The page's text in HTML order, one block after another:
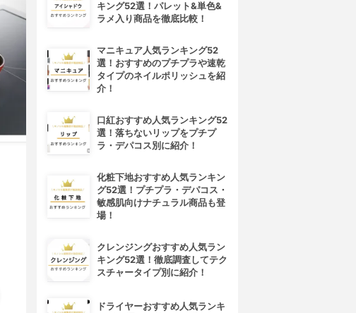
キング52選！パレット&単色&
ラメ入り商品を徹底比較！
マニキュア人気ランキング52
選！おすすめのプチプラや速乾
タイプのネイルポリッシュを紹
介！
口紅おすすめ人気ランキング52
選！落ちないリップをプチプ
ラ・デパコス別に紹介！
化粧下地おすすめ人気ランキン
グ52選！プチプラ・デパコス・
敏感肌向けナチュラル商品も登
場！
クレンジングおすすめ人気ラン
キング52選！徹底調査してテク
スチャータイプ別に紹介！
ドライヤーおすすめ人気ランキ